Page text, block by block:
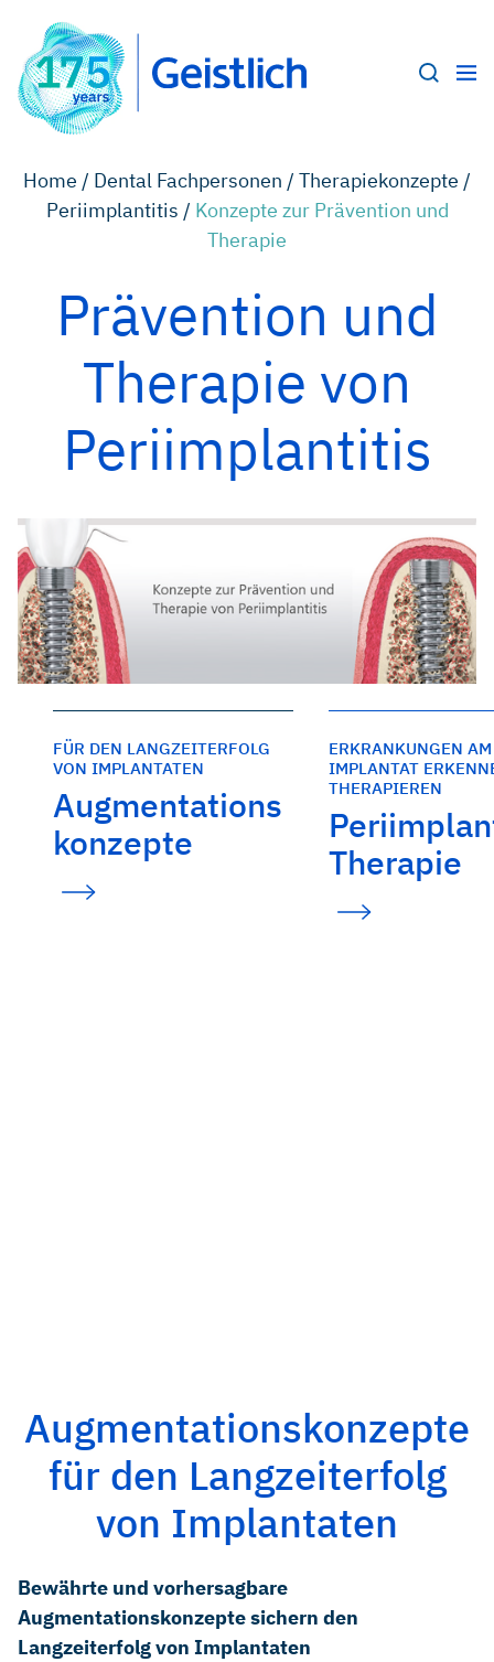
Home / Dental Fachpersonen / Therapiekonzepte /
Periimplantitis / Konzepte zur Prävention und
Therapie
Prävention und
Therapie von
Periimplantitis
FÜR DEN LANGZEITERFOLG
VON IMPLANTATEN
Augmentations
konzepte
ERKRANKUNGEN AM
IMPLANTAT
THERAPIEREN
Therapie
Augmentationskonzepte
für den Langzeiterfolg
von Implantaten
Bewährte und vorhersagbare
Augmentationskonzepte sichern den
Langzeiterfolg von Implantaten